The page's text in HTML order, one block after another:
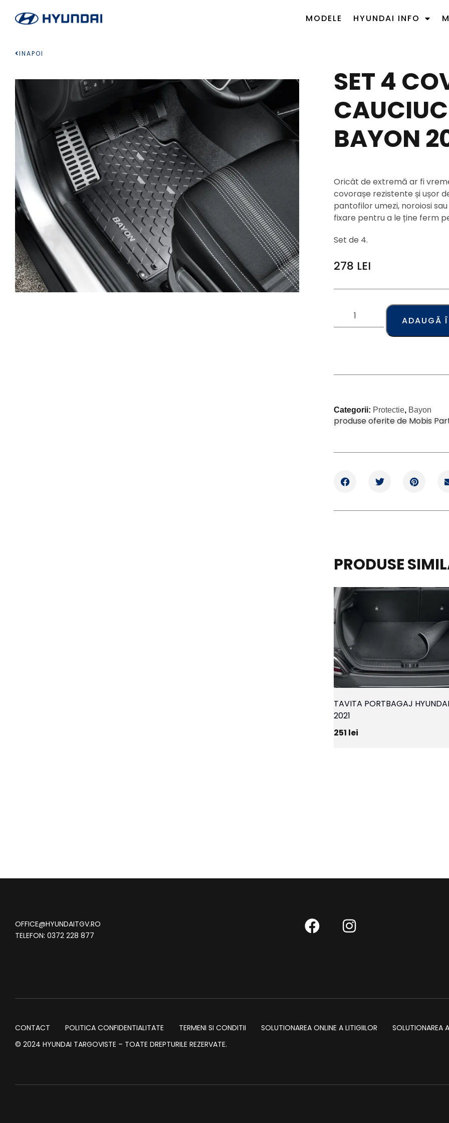
MODELE HYUNDAI INFO
INAPOI
SET 4
BAYON
Oricât de extremă ar fi
covorașe rezistente și ușor
pantofilor umezi, noroiosi
fixare pentru a le ține ferm
Set de 4.
278 LEI
ADAUGĂ
Categorii: Protectie, Bayon
produse oferite de Mobis
PRODUSE
TAVITA PORTBAGAJ
2021
251 lei
OFFICE@HYUNDAITGV.RO
TELEFON: 0372 228 877
CONTACT POLITICA CONFIDENTIALITATE TERMENI SI CONDITII SOLUTIONAREA ONLINE A LITIGIILOR
SOLUTIONAREA
© 2024 HYUNDAI TARGOVISTE – TOATE DREPTURILE REZERVATE.